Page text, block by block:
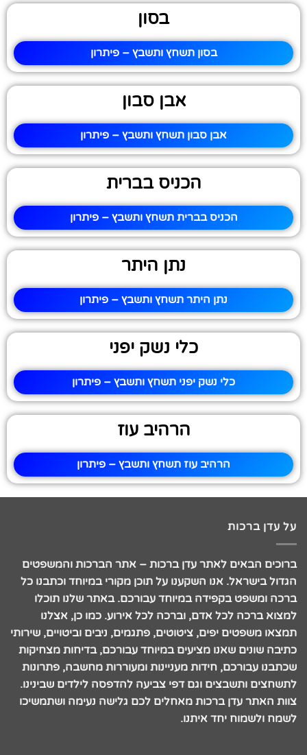
בסון
בסון תשחץ ותשבץ – פיתרון
אבן סבון
אבן סבון תשחץ ותשבץ – פיתרון
הכניס בברית
הכניס בברית תשחץ ותשבץ – פיתרון
נתן היתר
נתן היתר תשחץ ותשבץ – פיתרון
כלי נשק יפני
כלי נשק יפני תשחץ ותשבץ – פיתרון
הרהיב עוז
הרהיב עוז תשחץ ותשבץ – פיתרון
על עדן ברכות
ברוכים הבאים לאתר עדן ברכות – אתר הברכות והמשפטים
הגדול בישראל. אנו השקענו על תוכן מקורי במיוחד וכתבנו כל
ברכה ומשפט בקפידה במיוחד עבורכם. באתר שלנו תוכלו
למצוא ברכה לכל אדם, וברכה לכל אירוע. כמו כן, אצלנו
תמצאו משפטים יפים, ציטוטים, פתגמים, ניבים וביטויים, שירותי
כתיבה שונים שאנו מציעים במיוחד עבורכם, בדיחות מצחיקות
שכתבנו עבורכם, חידות מעניינות ומעוררות מחשבה, פתרונות
לתשחצים ותשבצים וגם דפי צביעה להדפסה לילדים שבינינו.
צוות האתר עדן ברכות מאחלים לכם גלישה נעימה ושתמשיכו
לשמח ולשמוח יחד איתנו.